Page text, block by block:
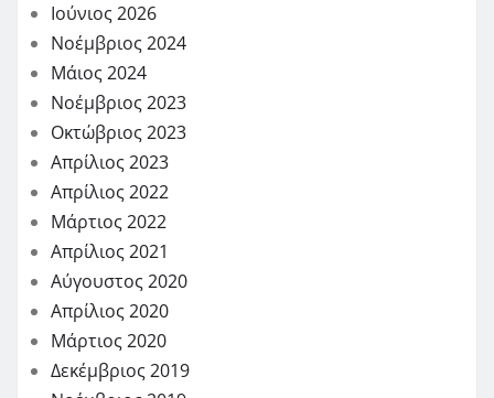
Ιούνιος 2026
Νοέμβριος 2024
Μάιος 2024
Νοέμβριος 2023
Οκτώβριος 2023
Απρίλιος 2023
Απρίλιος 2022
Μάρτιος 2022
Απρίλιος 2021
Αύγουστος 2020
Απρίλιος 2020
Μάρτιος 2020
Δεκέμβριος 2019